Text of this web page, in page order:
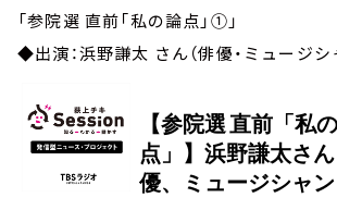
「参院選 直前「私の論点
◆出演：浜野謙太 さん（俳優・ミュージシ